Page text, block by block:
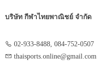
บริษัท กีฬาไทยพาณิชย์ จำกัด
02-933-8488, 084-752-0507
thaisports.online@gmail.com